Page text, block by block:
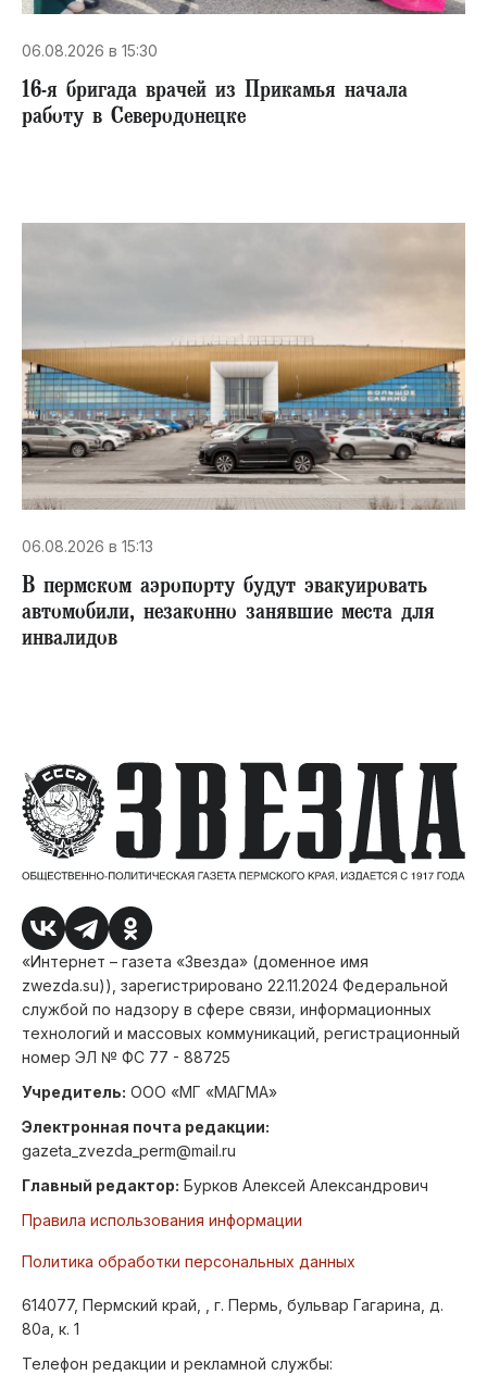
06.08.2026 в 15:30
16-я бригада врачей из Прикамья начала
работу в Северодонецке
06.08.2026 в 15:13
В пермском аэропорту будут эвакуировать
автомобили, незаконно занявшие места для
инвалидов
«Интернет – газета «Звезда» (доменное имя
zwezda.su)), зарегистрировано 22.11.2024 Федеральной
службой по надзору в сфере связи, информационных
технологий и массовых коммуникаций, регистрационный
номер ЭЛ № ФС 77 - 88725
Учредитель: ООО «МГ «МАГМА»
Электронная почта редакции:
gazeta_zvezda_perm@mail.ru
Главный редактор: Бурков Алексей Александрович
Правила использования информации
Политика обработки персональных данных
614077, Пермский край, , г. Пермь, бульвар Гагарина, д.
80а, к. 1
Телефон редакции и рекламной службы: